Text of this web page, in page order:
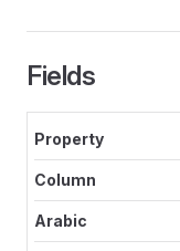
Fields